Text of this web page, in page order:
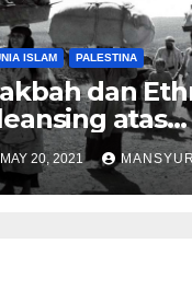
ISLAM PALESTINA
dan
atas
MAY 20, 2021